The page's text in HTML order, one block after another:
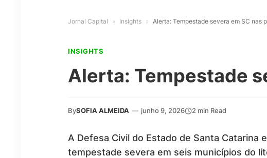
Jornal Capital » Insights » Alerta: Tempestade severa em SC nas
INSIGHTS
Alerta: Tempestade
BySOFIA ALMEIDA — junho 9, 2026 2 min Read
A Defesa Civil do Estado de Santa
tempestade severa em seis municípios do